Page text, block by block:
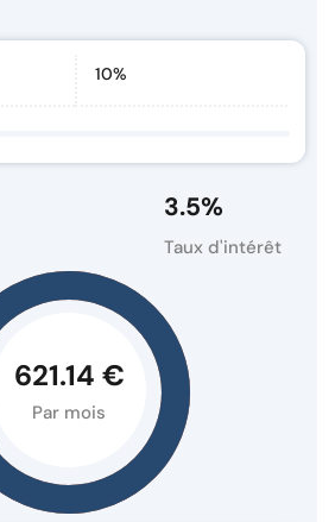
3.5%
Taux d'intérêt
621.14 €
Par mois